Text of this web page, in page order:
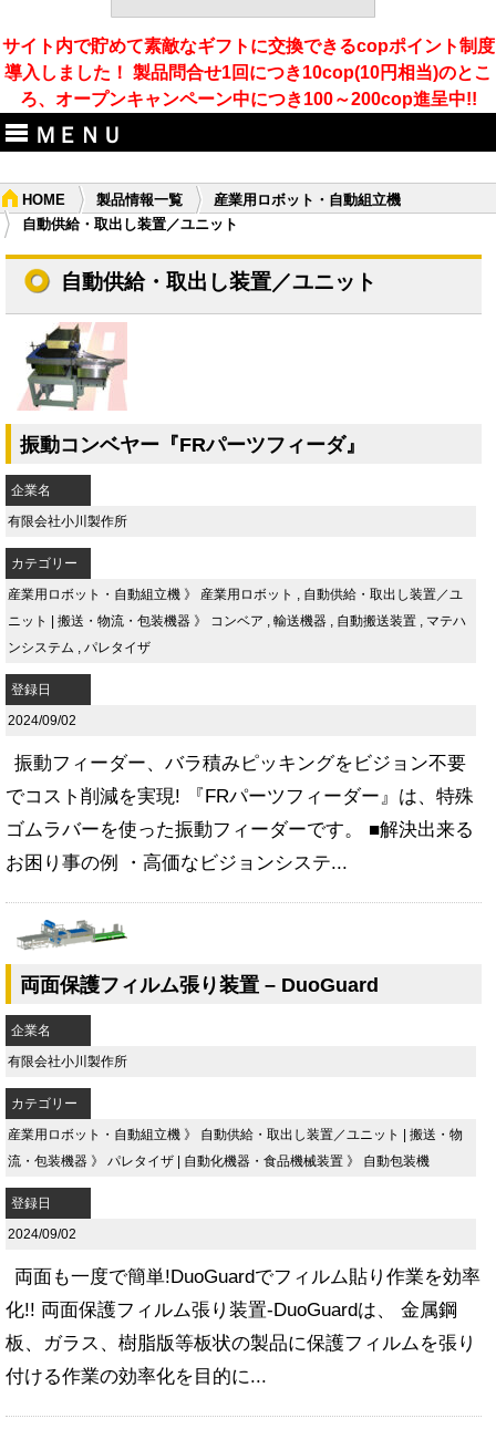
サイト内で貯めて素敵なギフトに交換できるcopポイント制度
導入しました！ 製品問合せ1回につき10cop(10円相当)のとこ
ろ、オープンキャンペーン中につき100～200cop進呈中!!
ＭＥＮＵ
HOME 製品情報一覧
産業用ロボット・自動組立機
自動供給・取出し装置／ユニット
自動供給・取出し装置／ユニット
振動コンベヤー『FRパーツフィーダ』
企業名
有限会社小川製作所
カテゴリー
産業用ロボット・自動組立機 》 産業用ロボット , 自動供給・取出し装置／ユ
ニット
搬送・物流・包装機器 》 コンベア , 輸送機器 , 自動搬送装置 , マテハ
ンシステム , パレタイザ
登録日
2024/09/02
振動フィーダー、バラ積みピッキングをビジョン不要
でコスト削減を実現! 『FRパーツフィーダー』は、特殊
ゴムラバーを使った振動フィーダーです。 ■解決出来る
お困り事の例 ・高価なビジョンシステ...
両面保護フィルム張り装置 – DuoGuard
企業名
有限会社小川製作所
カテゴリー
産業用ロボット・自動組立機 》 自動供給・取出し装置／ユニット
搬送・物
流・包装機器 》 パレタイザ 自動化機器・食品機械装置 》 自動包装機
登録日
2024/09/02
両面も一度で簡単!DuoGuardでフィルム貼り作業を効率
化!! 両面保護フィルム張り装置-DuoGuardは、 金属鋼
板、ガラス、樹脂版等板状の製品に保護フィルムを張り
付ける作業の効率化を目的に...